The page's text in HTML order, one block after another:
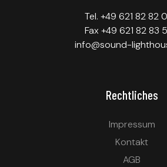
Tel. +49 621 82 82
Fax +49 621 82 83
info@sound-
Rechtliches
Impressum
Kontakt
AGB